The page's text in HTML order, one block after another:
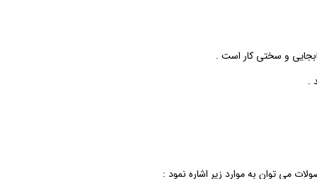
و سختی کار است .
.
می‌ توان به موارد زیر اشاره نمود :